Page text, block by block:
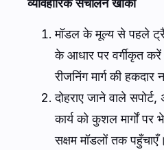
व्यावहारिक संचालन खाका
मॉडल के मूल्य से पहले
के आधार पर वर्गीकृत
रीजनिंग मार्ग की हकदार
दोहराए जाने वाले
कार्य को कुशल मार्गों
सक्षम मॉडलों तक पहुँचाएँ।